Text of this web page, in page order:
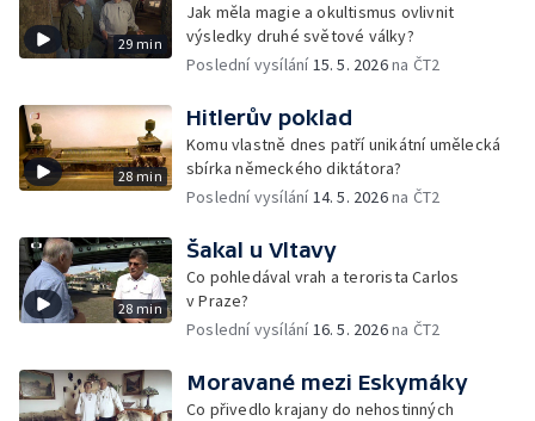
29 min
Jak měla magie a okultismus ovlivnit
výsledky druhé světové války?
Poslední vysílání15. 5. 2026na ČT2
28 min
Hitlerův poklad
Komu vlastně dnes patří unikátní umělecká
sbírka německého diktátora?
Poslední vysílání14. 5. 2026na ČT2
28 min
Šakal u Vltavy
Co pohledával vrah a terorista Carlos
v Praze?
Poslední vysílání16. 5. 2026na ČT2
Moravané mezi Eskymáky
Co přivedlo krajany do nehostinných